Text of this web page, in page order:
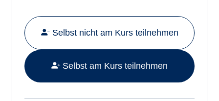
Selbst nicht am Kurs teilnehmen
Selbst am Kurs teilnehmen